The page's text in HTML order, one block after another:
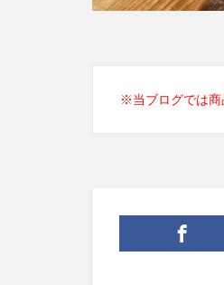
※当ブログでは商